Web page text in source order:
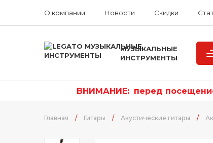
О компании Новости Скидки
МУЗЫКАЛЬНЫЕ
ИНСТРУМЕНТЫ
ВНИМАНИЕ: перед
Главная / Гитары / Акустические гитары /